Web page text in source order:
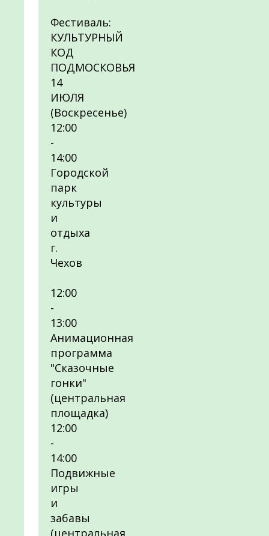
Фестиваль:
КУЛЬТУРНЫЙ
КОД
ПОДМОСКОВЬЯ
14
ИЮЛЯ
(Воскресенье)
12:00
-
14:00
Городской
парк
культуры
и
отдыха
г.
Чехов
12:00
-
13:00
Анимационная
программа
"Сказочные
гонки"
(центральная
площадка)
12:00
-
14:00
Подвижные
игры
и
забавы
(центральная